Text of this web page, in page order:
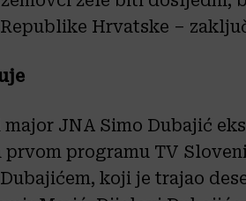
Hrvatske –
JNA Simo Dubajić
programu TV
koji je trajao